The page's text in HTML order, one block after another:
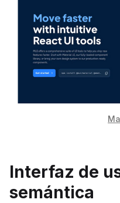
Interfaz de
semántica